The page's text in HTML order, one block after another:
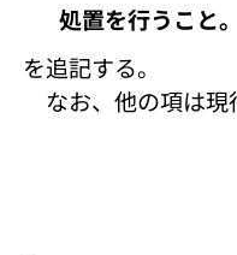
処置を行うこと。
を追記する。
なお、他の項は現